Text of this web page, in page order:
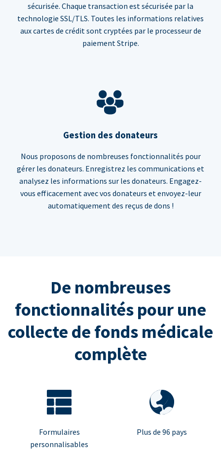
sécurisée. Chaque transaction est sécurisée par la
technologie SSL/TLS. Toutes les informations relatives
aux cartes de crédit sont cryptées par le processeur de
paiement Stripe.
Gestion des donateurs
Nous proposons de nombreuses fonctionnalités pour
gérer les donateurs. Enregistrez les communications et
analysez les informations sur les donateurs. Engagez-
vous efficacement avec vos donateurs et envoyez-leur
automatiquement des reçus de dons !
De nombreuses
fonctionnalités pour une
collecte de fonds médicale
complète
Formulaires
personnalisables
Plus de 96 pays